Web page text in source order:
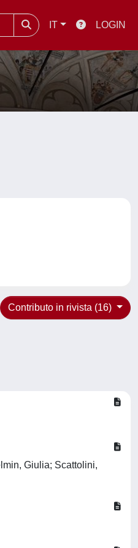
IT LOGIN
Contributo in rivista (16)
Giulia; Scattolini,